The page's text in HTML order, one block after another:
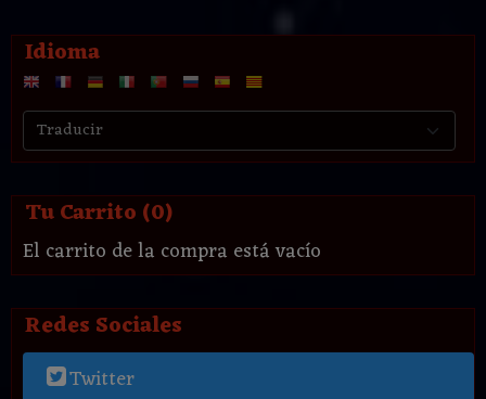
Idioma
Tu Carrito (0)
El carrito de la compra está vacío
Redes Sociales
Twitter